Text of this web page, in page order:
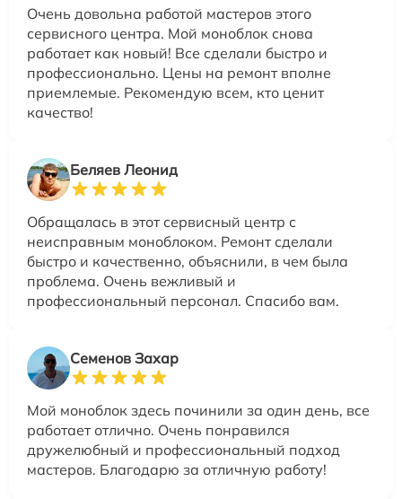
Очень довольна работой мастеров этого
сервисного центра. Мой моноблок снова
работает как новый! Все сделали быстро и
профессионально. Цены на ремонт вполне
приемлемые. Рекомендую всем, кто ценит
качество!
Беляев Леонид
Обращалась в этот сервисный центр с
неисправным моноблоком. Ремонт сделали
быстро и качественно, объяснили, в чем была
проблема. Очень вежливый и
профессиональный персонал. Спасибо вам.
Семенов Захар
Мой моноблок здесь починили за один день, все
работает отлично. Очень понравился
дружелюбный и профессиональный подход
мастеров. Благодарю за отличную работу!